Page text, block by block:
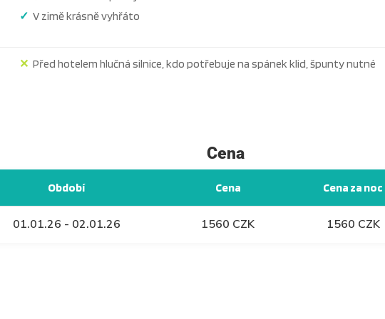
V zimě krásně vyhřáto
Před hotelem hlučná silnice, kdo potřebuje na spánek klid, špunty nutné
Cena
Období Cena Cena za noc
01.01.26 - 02.01.26 1560 CZK 1560 CZK